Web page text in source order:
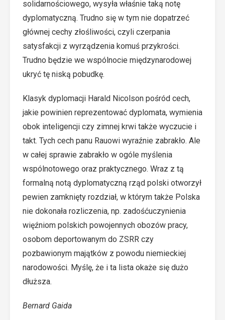
solidarnościowego, wysyła właśnie taką notę
dyplomatyczną. Trudno się w tym nie dopatrzeć
głównej cechy złośliwości, czyli czerpania
satysfakcji z wyrządzenia komuś przykrości.
Trudno będzie we wspólnocie międzynarodowej
ukryć tę niską pobudkę.
Klasyk dyplomacji Harald Nicolson pośród cech,
jakie powinien reprezentować dyplomata, wymienia
obok inteligencji czy zimnej krwi także wyczucie i
takt. Tych cech panu Rauowi wyraźnie zabrakło. Ale
w całej sprawie zabrakło w ogóle myślenia
wspólnotowego oraz praktycznego. Wraz z tą
formalną notą dyplomatyczną rząd polski otworzył
pewien zamknięty rozdział, w którym także Polska
nie dokonała rozliczenia, np. zadośćuczynienia
więźniom polskich powojennych obozów pracy,
osobom deportowanym do ZSRR czy
pozbawionym majątków z powodu niemieckiej
narodowości. Myślę, że i ta lista okaże się dużo
dłuższa.
Bernard Gaida